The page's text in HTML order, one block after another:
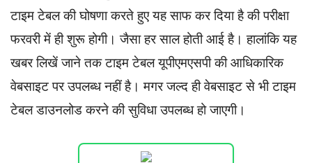
टाइम टेबल की घोषणा करते हुए यह साफ कर दिया है की परीक्षा
फरवरी में ही शुरू होगी। जैसा हर साल होती आई है। हालांकि यह
खबर लिखें जाने तक टाइम टेबल यूपीएमएसपी की आधिकारिक
वेबसाइट पर उपलब्ध नहीं है। मगर जल्द ही वेबसाइट से भी टाइम
टेबल डाउनलोड करने की सुविधा उपलब्ध हो जाएगी।